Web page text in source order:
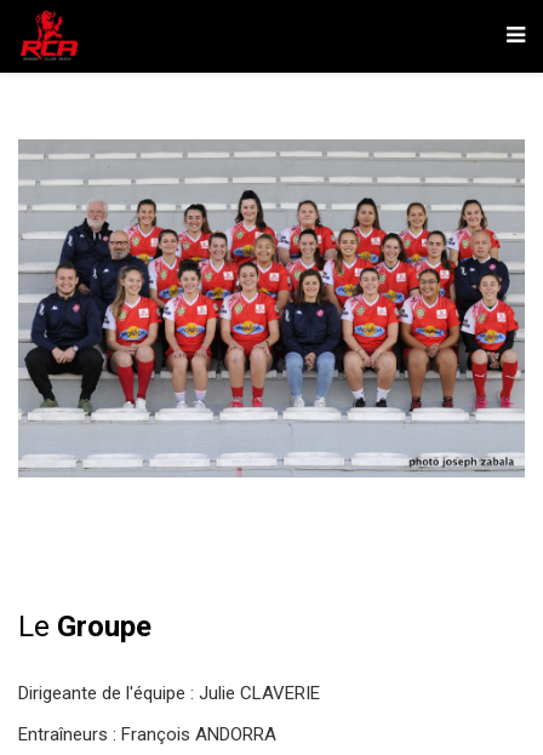
Le Groupe
Dirigeante de l'équipe : Julie CLAVERIE
Entraîneurs : François ANDORRA